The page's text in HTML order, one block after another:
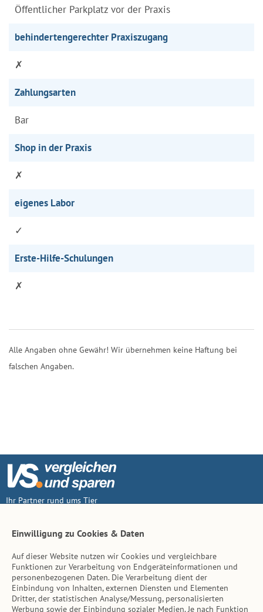
Öffentlicher Parkplatz vor der Praxis
behindertengerechter Praxiszugang
✗
Zahlungsarten
Bar
Shop in der Praxis
✗
eigenes Labor
✓
Erste-Hilfe-Schulungen
✗
Alle Angaben ohne Gewähr! Wir übernehmen keine Haftung bei
falschen Angaben.
Ihr Partner rund ums Tier
Inhalt
Tierarzt-Suche
Einwilligung zu Cookies & Daten
Auf dieser Website nutzen wir Cookies und vergleichbare
Funktionen zur Verarbeitung von Endgeräteinformationen und
personenbezogenen Daten. Die Verarbeitung dient der
Einbindung von Inhalten, externen Diensten und Elementen
Dritter, der statistischen Analyse/Messung, personalisierten
Werbung sowie der Einbindung sozialer Medien. Je nach Funktion